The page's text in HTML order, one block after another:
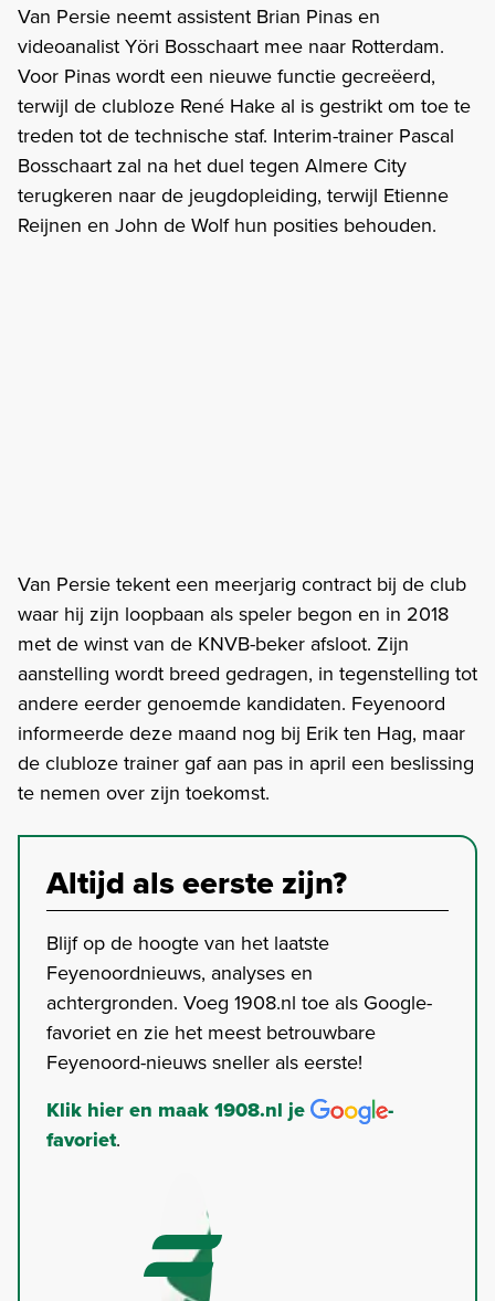
Van Persie neemt assistent Brian Pinas en
videoanalist Yöri Bosschaart mee naar Rotterdam.
Voor Pinas wordt een nieuwe functie gecreëerd,
terwijl de clubloze René Hake al is gestrikt om toe te
treden tot de technische staf. Interim-trainer Pascal
Bosschaart zal na het duel tegen Almere City
terugkeren naar de jeugdopleiding, terwijl Etienne
Reijnen en John de Wolf hun posities behouden.
Van Persie tekent een meerjarig contract bij de club
waar hij zijn loopbaan als speler begon en in 2018
met de winst van de KNVB-beker afsloot. Zijn
aanstelling wordt breed gedragen, in tegenstelling tot
andere eerder genoemde kandidaten. Feyenoord
informeerde deze maand nog bij Erik ten Hag, maar
de clubloze trainer gaf aan pas in april een beslissing
te nemen over zijn toekomst.
Altijd als eerste zijn?
Blijf op de hoogte van het laatste
Feyenoordnieuws, analyses en
achtergronden. Voeg 1908.nl toe als Google-
favoriet en zie het meest betrouwbare
Feyenoord-nieuws sneller als eerste!
Klik hier en maak 1908.nl je
-
favoriet.